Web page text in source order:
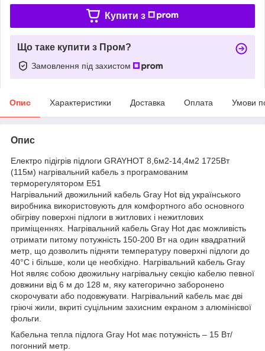
Купити з
Що таке купити з Пром?
Замовлення під захистом
Опис Характеристики Доставка Оплата Умови
Опис
Електро підігрів підлоги GRAYHOT 8,6м2-14,4м2 1725Вт
(115м) нагрівальний кабель з програмованим
терморегулятором E51
Нагрівальний двожильний кабель Gray Hot від українського
виробника використовують для комфортного або основного
обігріву поверхні підлоги в житлових і нежитлових
приміщеннях. Нагрівальний кабель Gray Hot дає можливість
отримати питому потужність 150-200 Вт на один квадратний
метр, що дозволить підняти температуру поверхні підлоги до
40°C і більше, коли це необхідно. Нагрівальний кабель Gray
Hot являє собою двожильну нагрівальну секцію кабелю певної
довжини від 6 м до 128 м, яку категорично заборонено
скорочувати або подовжувати. Нагрівальний кабель має дві
гріючі жили, вкриті суцільним захисним екраном з алюмінієвої
фольги.
Кабельна тепла підлога Gray Hot має потужність – 15 Вт/
погонний метр.